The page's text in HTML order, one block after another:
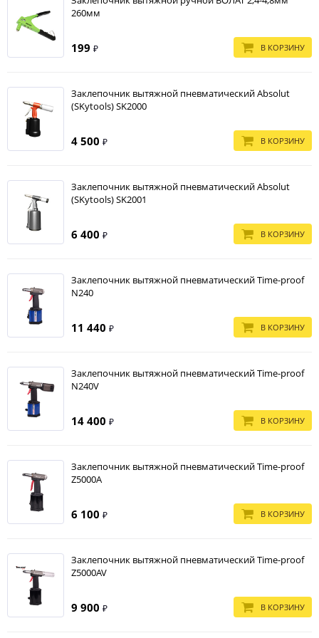
начинаются от нескольких сотен рублей и заканчиваются, а точнее
сказать на заканчиваются вовсе.
260мм
199 ₽ В КОРЗИНУ
Заклепочник вытяжной пневматический Absolut
(SKytools) SK2000
4 500 ₽ В КОРЗИНУ
Заклепочник вытяжной пневматический Absolut
(SKytools) SK2001
6 400 ₽ В КОРЗИНУ
Заклепочник вытяжной пневматический Time-proof
N240
11 440 ₽ В КОРЗИНУ
Заклепочник вытяжной пневматический Time-proof
N240V
14 400 ₽ В КОРЗИНУ
Заклепочник вытяжной пневматический Time-proof
Z5000A
6 100 ₽ В КОРЗИНУ
Заклепочник вытяжной пневматический Time-proof
Z5000AV
9 900 ₽ В КОРЗИНУ